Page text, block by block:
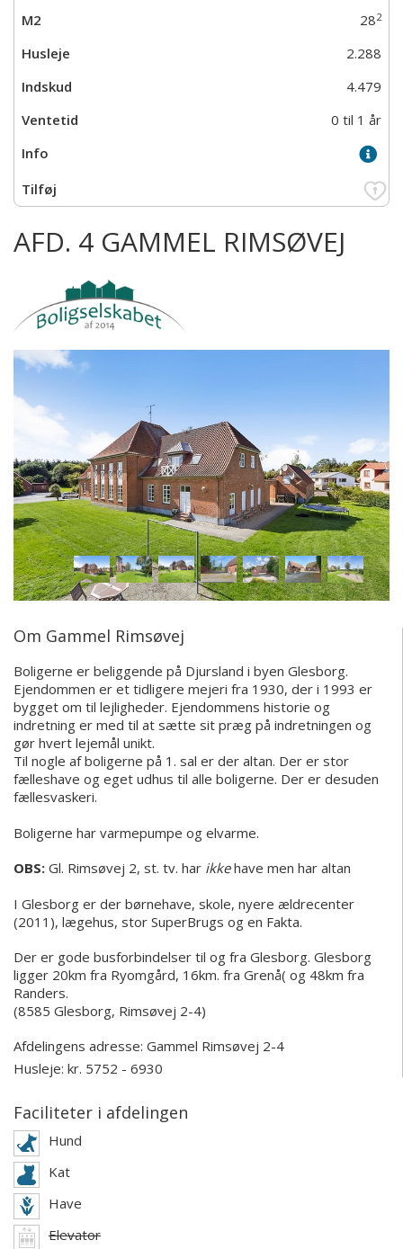
282
2.288
4.479
0 til 1 år
AFD. 4 GAMMEL RIMSØVEJ
Om Gammel Rimsøvej
Boligerne er beliggende på Djursland i byen Glesborg.
Ejendommen er et tidligere mejeri fra 1930, der i 1993 er
bygget om til lejligheder. Ejendommens historie og
indretning er med til at sætte sit præg på indretningen og
gør hvert lejemål unikt.
Til nogle af boligerne på 1. sal er der altan. Der er stor
fælleshave og eget udhus til alle boligerne. Der er desuden
fællesvaskeri.
Boligerne har varmepumpe og elvarme.
OBS: Gl. Rimsøvej 2, st. tv. har ikkehave men har altan
I Glesborg er der børnehave, skole, nyere ældrecenter
(2011), lægehus, stor SuperBrugs og en Fakta.
Der er gode busforbindelser til og fra Glesborg. Glesborg
ligger 20km fra Ryomgård, 16km. fra Grenå( og 48km fra
Randers.
(8585 Glesborg, Rimsøvej 2-4)
Afdelingens adresse: Gammel Rimsøvej 2-4
Husleje: kr. 5752 - 6930
Faciliteter i afdelingen
Hund
Kat
Have
Elevator